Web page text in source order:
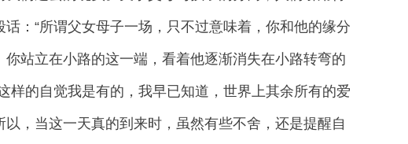
：“所谓父女母子一场，只不过意味着，你和他的缘分
站立在小路的这一端，看着他逐渐消失在小路转弯的
样的自觉我是有的，我早已知道，世界上其余所有的爱
，当这一天真的到来时，虽然有些不舍，还是提醒自